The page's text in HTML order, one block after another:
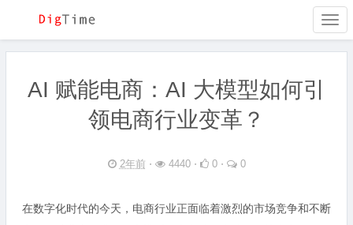
AI 赋能电商：AI 大模型如何引
领电商行业变革？
2年前 ⋅ 4440 ⋅ 0 ⋅ 0
在数字化时代的今天，电商行业正面临着激烈的市场竞争和不断